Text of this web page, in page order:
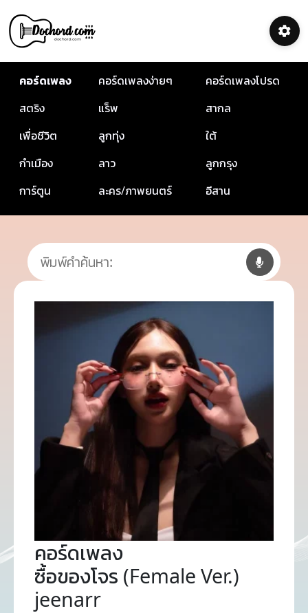
คอร์ดเพลง คอร์ดเพลงง่ายๆ
คอร์ดเพลงโปรด
สตริง
แร็พ
สากล
เพื่อชีวิต
ลูกทุ่ง
ใต้
กำเมือง
ลาว
ลูกกรุง
การ์ตูน
ละคร/ภาพยนตร์ อีสาน
คอร์ดเพลง
ซื้อของโจร (Female Ver.)
jeenarr